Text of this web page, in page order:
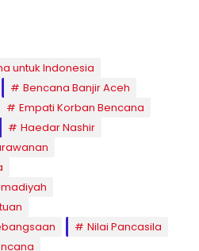
untuk Indonesia
Bencana Banjir Aceh
Empati Korban Bencana
Haedar Nashir
Nilai Pancasila